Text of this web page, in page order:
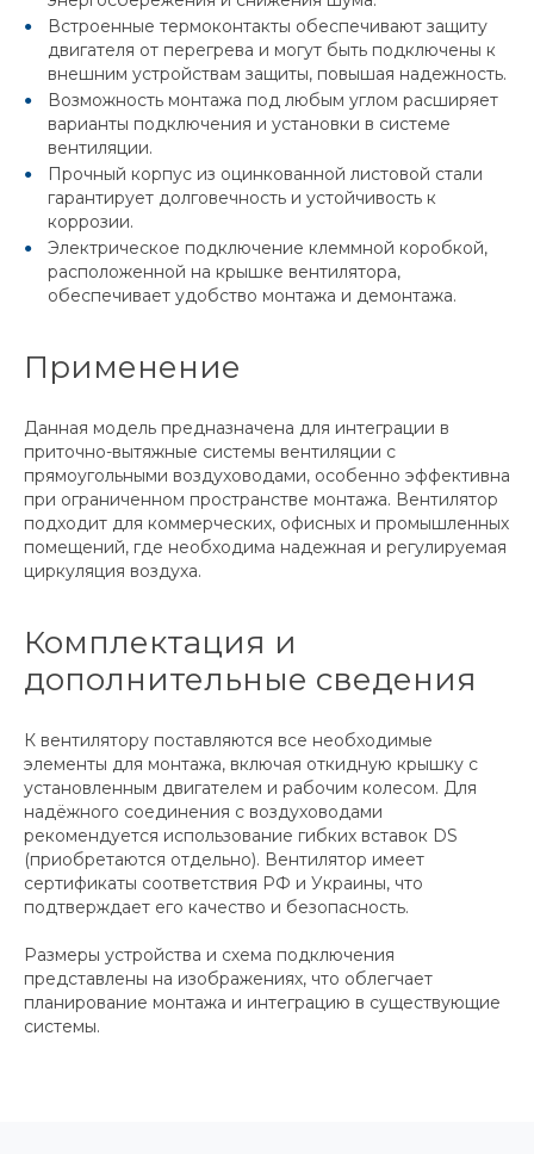
Встроенные термоконтакты обеспечивают защиту
двигателя от перегрева и могут быть подключены к
внешним устройствам защиты, повышая надежность.
Возможность монтажа под любым углом расширяет
варианты подключения и установки в системе
вентиляции.
Прочный корпус из оцинкованной листовой стали
гарантирует долговечность и устойчивость к
коррозии.
Электрическое подключение клеммной коробкой,
расположенной на крышке вентилятора,
обеспечивает удобство монтажа и демонтажа.
Применение
Данная модель предназначена для интеграции в
приточно-вытяжные системы вентиляции с
прямоугольными воздуховодами, особенно эффективна
при ограниченном пространстве монтажа. Вентилятор
подходит для коммерческих, офисных и промышленных
помещений, где необходима надежная и регулируемая
циркуляция воздуха.
Комплектация и
дополнительные сведения
К вентилятору поставляются все необходимые
элементы для монтажа, включая откидную крышку с
установленным двигателем и рабочим колесом. Для
надёжного соединения с воздуховодами
рекомендуется использование гибких вставок DS
(приобретаются отдельно). Вентилятор имеет
сертификаты соответствия РФ и Украины, что
подтверждает его качество и безопасность.
Размеры устройства и схема подключения
представлены на изображениях, что облегчает
планирование монтажа и интеграцию в существующие
системы.